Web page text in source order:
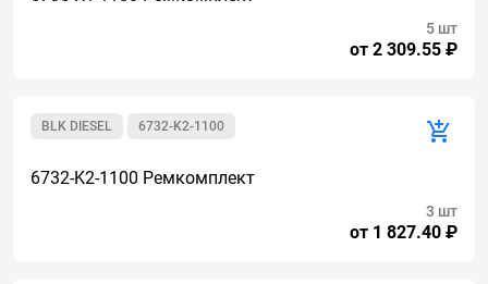
от 2 309.55 ₽
5 шт
6732-K2-1100
BLK DIESEL
6732-K2-1100 Ремкомплект
от 1 827.40 ₽
3 шт